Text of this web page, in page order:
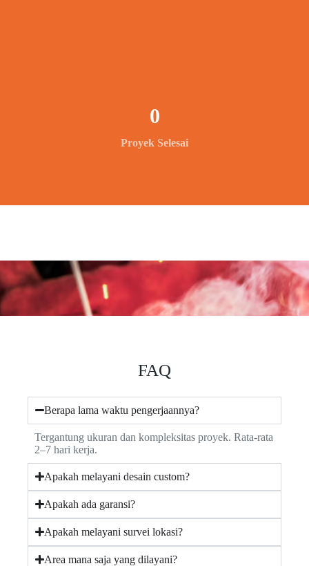
Proyek Selesai
0
FAQ
Berapa lama waktu pengerjaannya?
Tergantung ukuran dan kompleksitas proyek. Rata-rata
2–7 hari kerja.
Apakah melayani desain custom?
Apakah ada garansi?
Apakah melayani survei lokasi?
Area mana saja yang dilayani?